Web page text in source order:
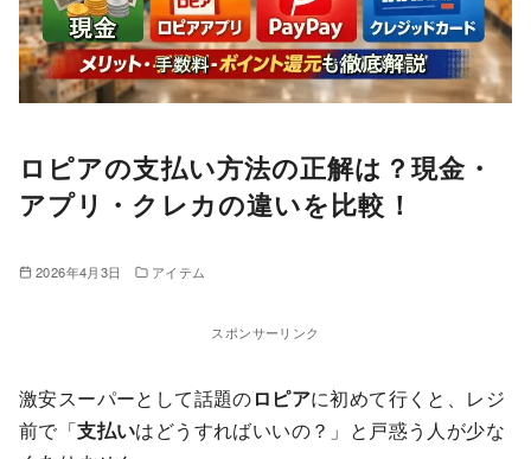
ロピアの支払い方法の正解は？現金・
アプリ・クレカの違いを比較！
2026年4月3日 アイテム
スポンサーリンク
激安スーパーとして話題のロピアに初めて行くと、レジ
前で「支払いはどうすればいいの？」と戸惑う人が少な